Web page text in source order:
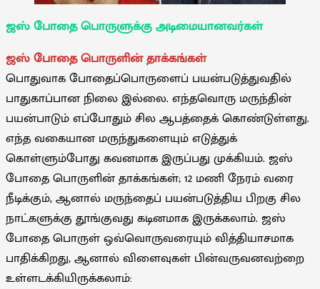
ஜஸ் போதை பொருளுக்கு அடிமையானவர்கள்
ஜஸ் போதை பொருளின் தாக்கங்கள்
பொதுவாக போதைப்பொருளைப் பயன்படுத்துவதில்
பாதுகாப்பான நிலை இல்லை. எந்தவொரு மருந்தின்
பயன்பாடும் எப்போதும் சில ஆபத்தைக் கொண்டுள்ளது.
எந்த வகையான மருந்துகளையும் எடுத்துக்
கொள்ளும்போது கவனமாக இருப்பது முக்கியம். ஜஸ்
போதை பொருளின் தாக்கங்கள்; 12 மணி நேரம் வரை
நீடிக்கும், ஆனால் மருந்தைப் பயன்படுத்திய பிறகு சில
நாட்களுக்கு தூங்குவது கடினமாக இருக்கலாம். ஜஸ்
போதை பொருள் ஒவ்வொருவரையும் வித்தியாசமாக
பாதிக்கிறது, ஆனால் விளைவுகள் பின்வருவனவற்றை
உள்ளடக்கியிருக்கலாம்: